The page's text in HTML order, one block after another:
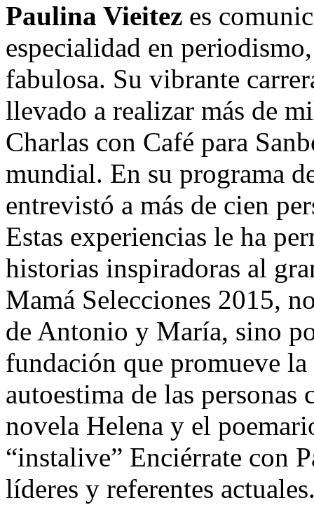
Paulina Vieitez es
especialidad en
fabulosa. Su vibrante
llevado a realizar más de
Charlas con Café para
mundial. En su programa
entrevistó a más de cien
Estas experiencias le ha
historias inspiradoras al
Mamá Selecciones 2015,
de Antonio y María, sino
fundación que promueve
autoestima de las
novela Helena y el
“instalive” Enciérrate con
líderes y referentes